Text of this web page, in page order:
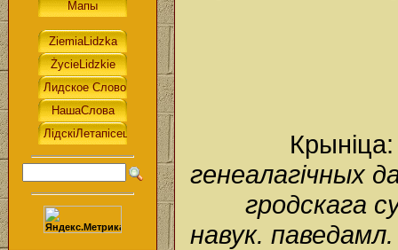
генеалагічных
гродскага
навук.